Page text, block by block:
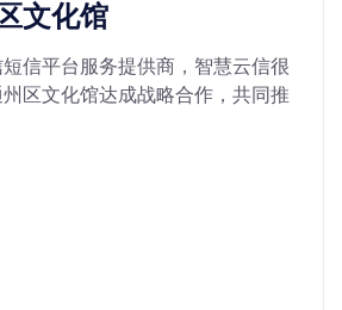
文化馆
信平台服务提供商，智慧云信很
区文化馆达成战略合作，共同推